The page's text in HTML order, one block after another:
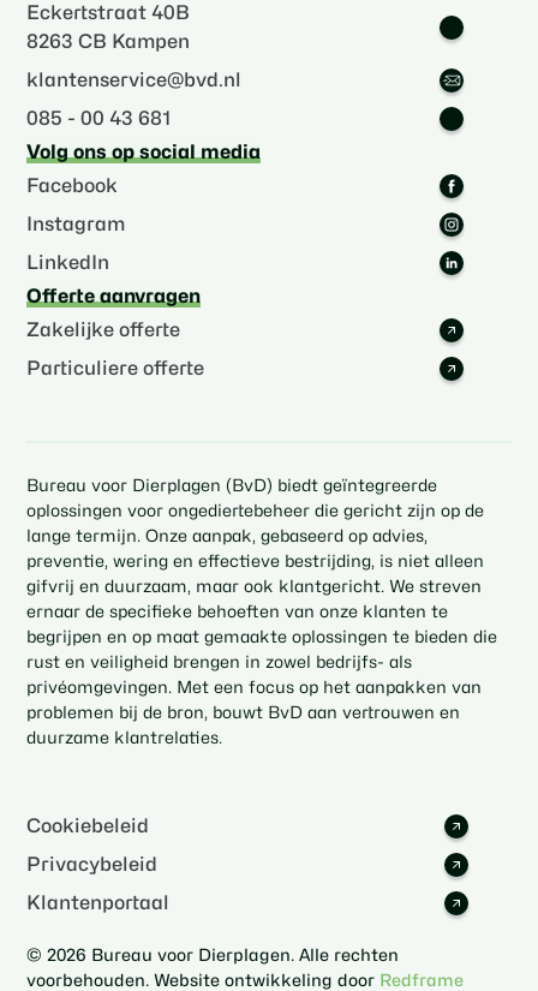
Eckertstraat 40B
8263 CB Kampen
klantenservice@bvd.nl
085 - 00 43 681
Volg ons op social media
Facebook
Instagram
LinkedIn
Offerte aanvragen
Zakelijke offerte
Particuliere offerte
Bureau voor Dierplagen (BvD) biedt geïntegreerde
oplossingen voor ongediertebeheer die gericht zijn op de
lange termijn. Onze aanpak, gebaseerd op advies,
preventie, wering en effectieve bestrijding, is niet alleen
gifvrij en duurzaam, maar ook klantgericht. We streven
ernaar de specifieke behoeften van onze klanten te
begrijpen en op maat gemaakte oplossingen te bieden die
rust en veiligheid brengen in zowel bedrijfs- als
privéomgevingen. Met een focus op het aanpakken van
problemen bij de bron, bouwt BvD aan vertrouwen en
duurzame klantrelaties.
Cookiebeleid
Privacybeleid
Klantenportaal
© 2026 Bureau voor Dierplagen. Alle rechten
voorbehouden. Website ontwikkeling door Redframe